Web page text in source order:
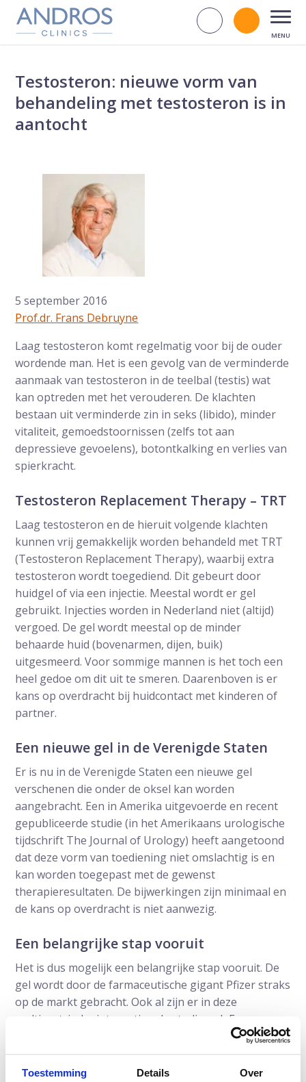
Toestemming Details Over
Navigatie overslaan
Zoek op
Bel
Testosteron: nieuwe vorm van
behandeling met testosteron is in
aantocht
5 september 2016
Prof.dr. Frans Debruyne
Laag testosteron komt regelmatig voor bij de ouder
wordende man. Het is een gevolg van de verminderde
aanmaak van testosteron in de teelbal (testis) wat
kan optreden met het verouderen. De klachten
bestaan uit verminderde zin in seks (libido), minder
vitaliteit, gemoedstoornissen (zelfs tot aan
depressieve gevoelens), botontkalking en verlies van
spierkracht.
Testosteron Replacement Therapy – TRT
Laag testosteron en de hieruit volgende klachten
kunnen vrij gemakkelijk worden behandeld met TRT
(Testosteron Replacement Therapy), waarbij extra
testosteron wordt toegediend. Dit gebeurt door
huidgel of via een injectie. Meestal wordt er gel
gebruikt. Injecties worden in Nederland niet (altijd)
vergoed. De gel wordt meestal op de minder
behaarde huid (bovenarmen, dijen, buik)
uitgesmeerd. Voor sommige mannen is het toch een
heel gedoe om dit uit te smeren. Daarenboven is er
kans op overdracht bij huidcontact met kinderen of
partner.
Een nieuwe gel in de Verenigde Staten
Er is nu in de Verenigde Staten een nieuwe gel
verschenen die onder de oksel kan worden
aangebracht. Een in Amerika uitgevoerde en recent
gepubliceerde studie (in het Amerikaans urologische
tijdschrift The Journal of Urology) heeft aangetoond
dat deze vorm van toediening niet omslachtig is en
kan worden toegepast met de gewenst
therapieresultaten. De bijwerkingen zijn minimaal en
de kans op overdracht is niet aanwezig.
Een belangrijke stap vooruit
Het is dus mogelijk een belangrijke stap vooruit. De
gel wordt door de farmaceutische gigant Pfizer straks
op de markt gebracht. Ook al zijn er in deze
multicentrische internationale studie ook Europese
deelnemers ingesloten, het middel is nog niet
beschikbaar in Europa maar het zal waarschijnlijk
niet lang meer duren.